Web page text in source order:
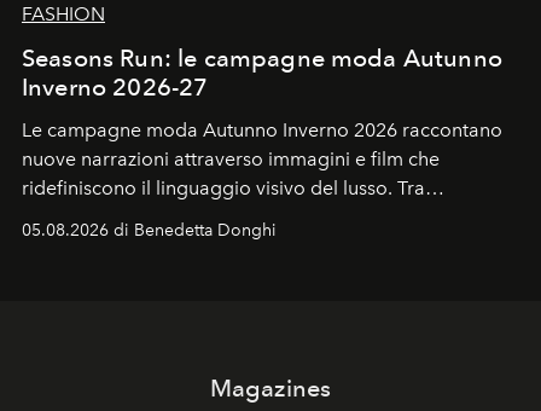
FASHION
Seasons Run: le campagne moda Autunno
Inverno 2026-27
Le campagne moda Autunno Inverno 2026 raccontano
nuove narrazioni attraverso immagini e film che
ridefiniscono il linguaggio visivo del lusso. Tra
protagonisti del cinema, volti della cultura
contemporanea e storytelling d'autore, le maison
05.08.2026 di Benedetta Donghi
Magazines